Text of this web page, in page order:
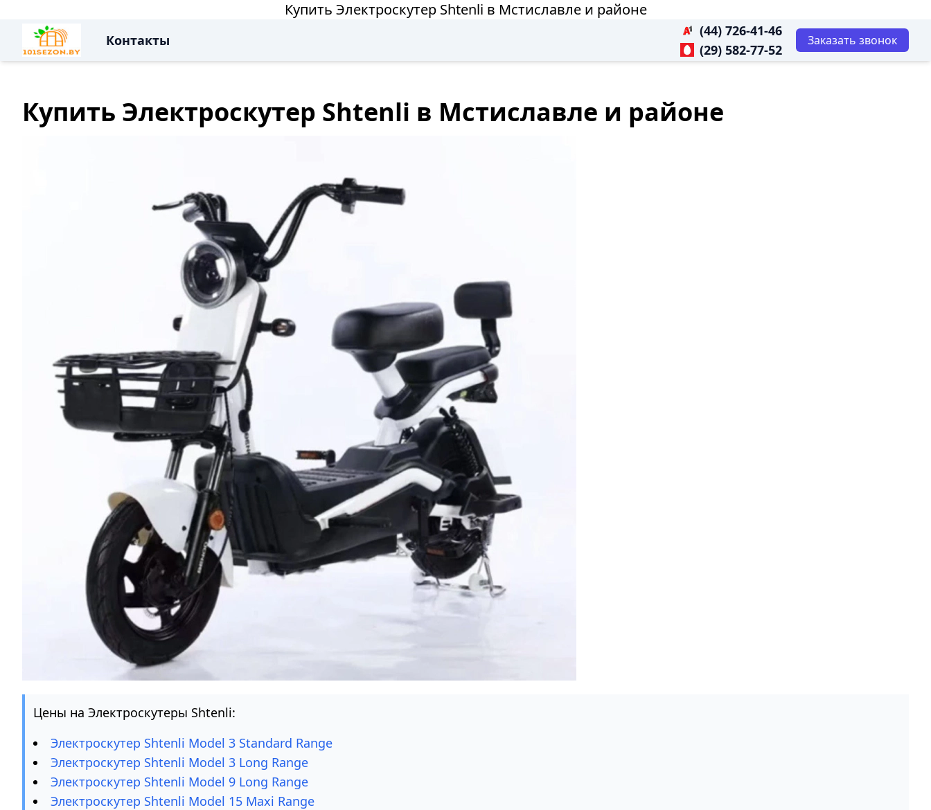
Купить Электроскутер Shtenli в Мстиславле и районе
Контакты
(44) 726-41-46
(29) 582-77-52
Заказать звонок
Купить Электроскутер Shtenli в Мстиславле и районе
Цены на Электроскутеры Shtenli:
Электроскутер Shtenli Model 3 Standard Range
Электроскутер Shtenli Model 3 Long Range
Электроскутер Shtenli Model 9 Long Range
Электроскутер Shtenli Model 15 Maxi Range